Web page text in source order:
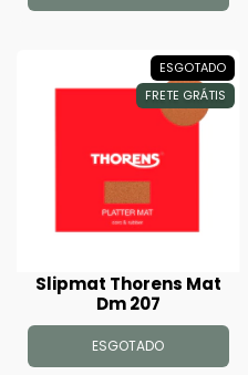
ESGOTADO
FRETE GRÁTIS
Slipmat Thorens Mat
Dm 207
ESGOTADO